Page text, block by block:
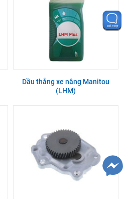
Dầu thắng xe nâng Manitou
(LHM)